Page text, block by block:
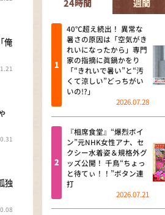
相席食堂
これ余談なんです
～人生密着トー
～ やすとものい
探偵！ナイトスク
news おかえり
河合＆A.B.C-Z
「なんでやねん！
かえり）
DAIGOも台所 ～
にする？～
俺
独
24時間 週間
40℃超え続出！ 異常な
暑さの原因は「空気がき
れいになったから」専門
家の指摘に眞鍋かをり
「“きれいで暑い”と“汚
くて涼しい”どっちがい
いの!?」
2026.07.28
『相席食堂』“爆烈ボイ
ン”元NHK女性アナ、セ
クシー水着姿＆規格外グ
ッズ公開！ 千鳥“ちょっ
と待てぃ！！”ボタン連
打
2026.07.21